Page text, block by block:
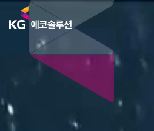
KG 에코솔루션 LOGO